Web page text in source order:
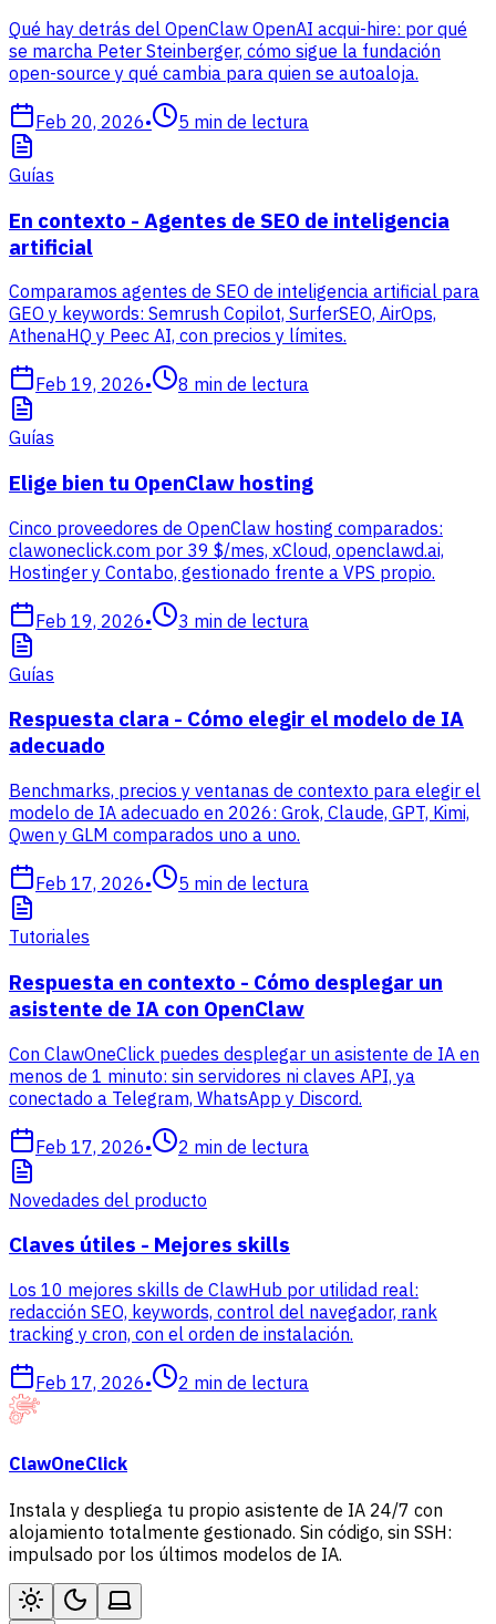
Qué hay detrás del OpenClaw OpenAI acqui-hire: por qué
se marcha Peter Steinberger, cómo sigue la fundación
open-source y qué cambia para quien se autoaloja.
Feb 20, 2026• 5 min de lectura
Guías
En contexto - Agentes de SEO de inteligencia
artificial
Comparamos agentes de SEO de inteligencia artificial para
GEO y keywords: Semrush Copilot, SurferSEO, AirOps,
AthenaHQ y Peec AI, con precios y límites.
Feb 19, 2026• 8 min de lectura
Guías
Elige bien tu OpenClaw hosting
Cinco proveedores de OpenClaw hosting comparados:
clawoneclick.com por 39 $/mes, xCloud, openclawd.ai,
Hostinger y Contabo, gestionado frente a VPS propio.
Feb 19, 2026• 3 min de lectura
Guías
Respuesta clara - Cómo elegir el modelo de IA
adecuado
Benchmarks, precios y ventanas de contexto para elegir el
modelo de IA adecuado en 2026: Grok, Claude, GPT, Kimi,
Qwen y GLM comparados uno a uno.
Feb 17, 2026• 5 min de lectura
Tutoriales
Respuesta en contexto - Cómo desplegar un
asistente de IA con OpenClaw
Con ClawOneClick puedes desplegar un asistente de IA en
menos de 1 minuto: sin servidores ni claves API, ya
conectado a Telegram, WhatsApp y Discord.
Feb 17, 2026• 2 min de lectura
Novedades del producto
Claves útiles - Mejores skills
Los 10 mejores skills de ClawHub por utilidad real:
redacción SEO, keywords, control del navegador, rank
tracking y cron, con el orden de instalación.
Feb 17, 2026• 2 min de lectura
ClawOneClick
Instala y despliega tu propio asistente de IA 24/7 con
alojamiento totalmente gestionado. Sin código, sin SSH:
impulsado por los últimos modelos de IA.